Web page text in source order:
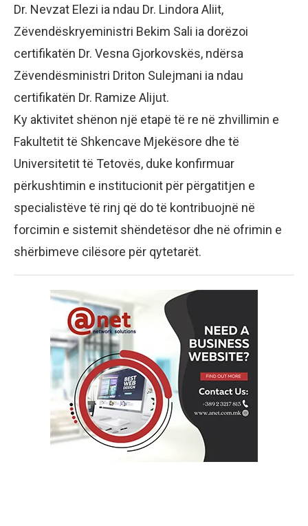
Dr. Nevzat Elezi ia ndau Dr. Lindora Aliit,
Zëvendëskryeministri Bekim Sali ia dorëzoi
certifikatën Dr. Vesna Gjorkovskës, ndërsa
Zëvendësministri Driton Sulejmani ia ndau
certifikatën Dr. Ramize Alijut.
Ky aktivitet shënon një etapë të re në zhvillimin e
Fakultetit të Shkencave Mjekësore dhe të
Universitetit të Tetovës, duke konfirmuar
përkushtimin e institucionit për përgatitjen e
specialistëve të rinj që do të kontribuojnë në
forcimin e sistemit shëndetësor dhe në ofrimin e
shërbimeve cilësore për qytetarët.